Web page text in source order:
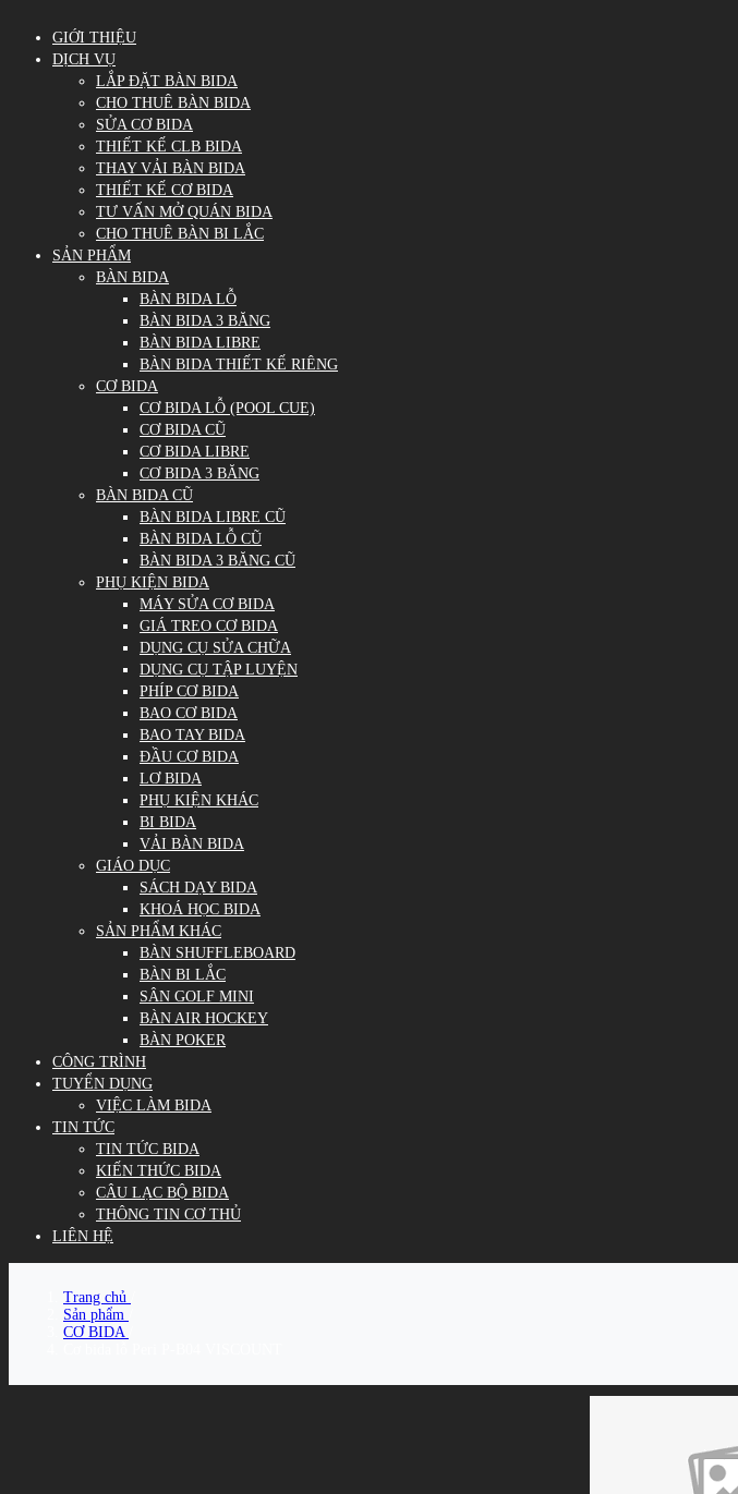
GIỚI THIỆU
DỊCH VỤ
LẮP ĐẶT BÀN BIDA
CHO THUÊ BÀN BIDA
SỬA CƠ BIDA
THIẾT KẾ CLB BIDA
THAY VẢI BÀN BIDA
THIẾT KẾ CƠ BIDA
TƯ VẤN MỞ QUÁN BIDA
CHO THUÊ BÀN BI LẮC
SẢN PHẨM
BÀN BIDA
BÀN BIDA LỖ
BÀN BIDA 3 BĂNG
BÀN BIDA LIBRE
BÀN BIDA THIẾT KẾ RIÊNG
CƠ BIDA
CƠ BIDA LỖ (POOL CUE)
CƠ BIDA CŨ
CƠ BIDA LIBRE
CƠ BIDA 3 BĂNG
BÀN BIDA CŨ
BÀN BIDA LIBRE CŨ
BÀN BIDA LỖ CŨ
BÀN BIDA 3 BĂNG CŨ
PHỤ KIỆN BIDA
MÁY SỬA CƠ BIDA
GIÁ TREO CƠ BIDA
DỤNG CỤ SỬA CHỮA
DỤNG CỤ TẬP LUYỆN
PHÍP CƠ BIDA
BAO CƠ BIDA
BAO TAY BIDA
ĐẦU CƠ BIDA
LƠ BIDA
PHỤ KIỆN KHÁC
BI BIDA
VẢI BÀN BIDA
GIÁO DỤC
SÁCH DẠY BIDA
KHOÁ HỌC BIDA
SẢN PHẨM KHÁC
BÀN SHUFFLEBOARD
BÀN BI LẮC
SÂN GOLF MINI
BÀN AIR HOCKEY
BÀN POKER
CÔNG TRÌNH
TUYỂN DỤNG
VIỆC LÀM BIDA
TIN TỨC
TIN TỨC BIDA
KIẾN THỨC BIDA
CÂU LẠC BỘ BIDA
THÔNG TIN CƠ THỦ
LIÊN HỆ
Trang chủ
Sản phẩm
CƠ BIDA